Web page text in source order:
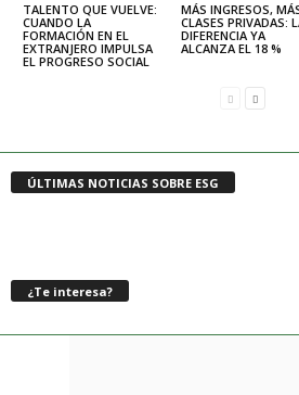
TALENTO QUE VUELVE:
CUANDO LA
FORMACIÓN EN EL
EXTRANJERO IMPULSA
EL PROGRESO SOCIAL
MÁS INGRESOS,
CLASES PRIVADAS:
DIFERENCIA YA
ALCANZA EL 18 %
ÚLTIMAS NOTICIAS SOBRE ESG
¿Te interesa?